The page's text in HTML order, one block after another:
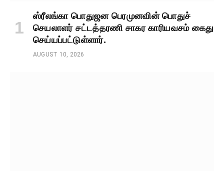
ஸ்ரீலங்கா பொதுஜன பெரமுனவின் பொதுச்
செயலாளர் சட்டத்தரணி சாகர காரியவசம் கைது
செய்யப்பட்டுள்ளார்.
AUGUST 10, 2026